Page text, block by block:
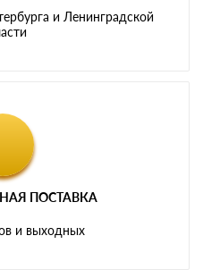
и Ленинградской
ПОСТАВКА
и выходных